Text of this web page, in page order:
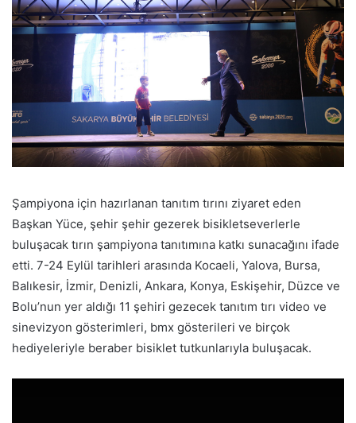
Şampiyona için hazırlanan tanıtım tırını ziyaret eden
Başkan Yüce, şehir şehir gezerek bisikletseverlerle
buluşacak tırın şampiyona tanıtımına katkı sunacağını ifade
etti. 7-24 Eylül tarihleri arasında Kocaeli, Yalova, Bursa,
Balıkesir, İzmir, Denizli, Ankara, Konya, Eskişehir, Düzce ve
Bolu’nun yer aldığı 11 şehiri gezecek tanıtım tırı video ve
sinevizyon gösterimleri, bmx gösterileri ve birçok
hediyeleriyle beraber bisiklet tutkunlarıyla buluşacak.